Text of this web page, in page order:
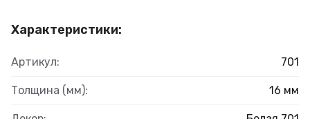
Характеристики:
Артикул: 701
Толщина (мм): 16 мм